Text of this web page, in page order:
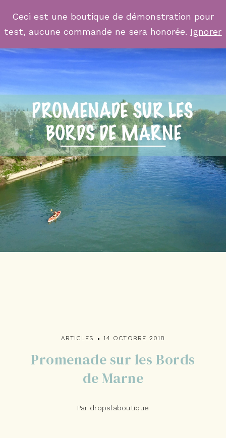
ARTICLES 14 OCTOBRE 2018
Promenade sur les Bords
de Marne
Par dropslaboutique
Ceci est une boutique de démonstration pour
test, aucune commande ne sera honorée. Ignorer